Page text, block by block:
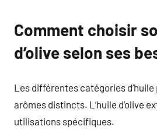
Comment choisir
d’olive selon ses
Les différentes catégories
arômes distincts. L’huile d’olive
utilisations spécifiques.